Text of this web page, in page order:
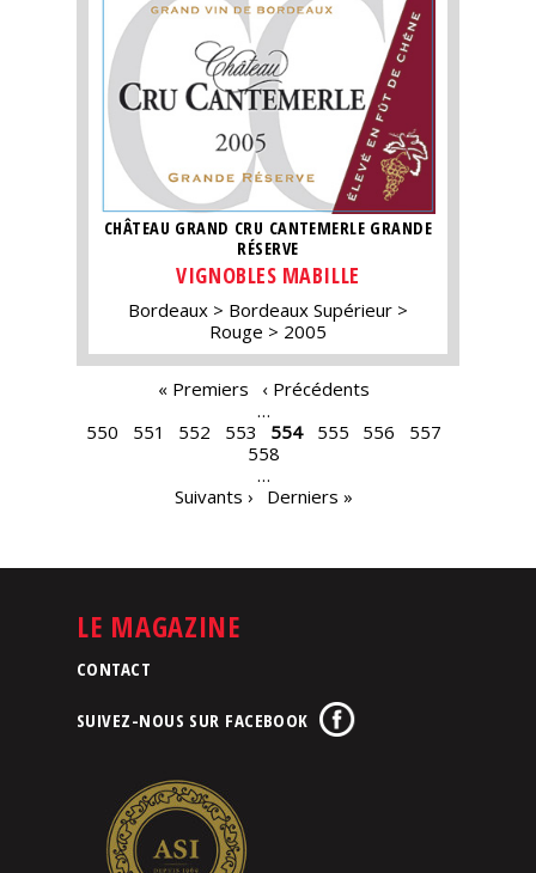
CHÂTEAU GRAND CRU CANTEMERLE GRANDE
RÉSERVE
VIGNOBLES MABILLE
Bordeaux
Bordeaux Supérieur
Rouge
2005
« Premiers
‹ Précédents
…
550
551 552 553 554 555 556
557
558
…
Suivants ›
Derniers »
LE MAGAZINE
CONTACT
SUIVEZ-NOUS SUR FACEBOOK